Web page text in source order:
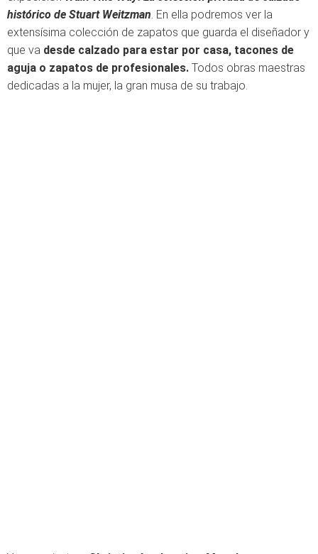
histórico de Stuart Weitzman. En ella podremos ver la
extensísima colección de zapatos que guarda el diseñador y
que va desde calzado para estar por casa, tacones de
aguja o zapatos de profesionales. Todos obras maestras
dedicadas a la mujer, la gran musa de su trabajo.